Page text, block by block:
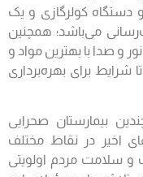
دستگاه کولرگازی و یک
می‌باشد؛ همچنین
و صدا با بهترین مواد و
شرایط برای بهره‌برداری
بیمارستان صحرایی
اخیر در نقاط مختلف
و سلامت مردم اولویتی